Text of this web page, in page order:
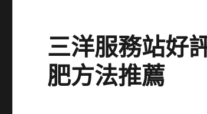
三洋服務站好
肥方法推薦